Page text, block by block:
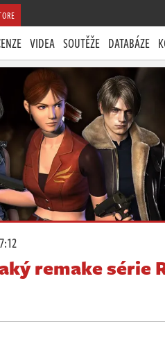
VIDEA SOUTĚŽE DATABÁZE
remake série